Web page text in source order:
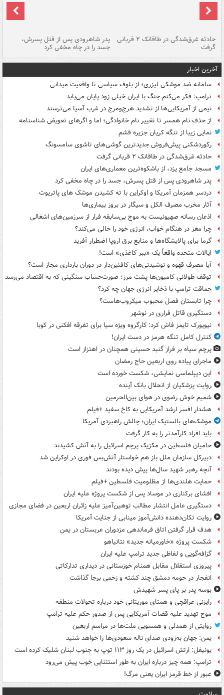
حادثه غرق‌شدگی در طاقانک ۲ قربانی
گرفت
پدر شاهرودی پس از قتل پسرش،
جسد را در چاه مخفی کرد
آخرین اخبار
سامانه ضد موشکی لیزری؛ از بلوف سیاسی تا واقعیت میدانی
ترامپ: فکر می‌کنم جنگ با ایران خیلی زود پایان می‌یابد
نیمی از آمریکایی‌ها از تشدید هرج‌ومرج در غرب آسیا می‌ترسند
از حذف نام همسر تا تغییر نام خانوادگی؛ اما و اگرهای تعویض شناسنامه
نمایی زیبا از تنگه کریان جزیره قشم
رکوردشکنی پیش‌فروش جدیدترین گوشی‌های تاشوی سامسونگ
حادثه غرق‌شدگی در طاقانک ۲ قربانی گرفت
مسجد جامع یزد، از باشکوه‌ترین معماری‌های ایران
پدر شاهرودی پس از قتل پسرش، جسد را در چاه مخفی کرد
دردسر همزمان آمریکا و اوکراین با ته کشیدن موشک های پاتریوت
آثار مخرب مصرف الکل و سیگار در بروز بیماری‌ها
اذعان رسانه صهیونیست به موج بی‌سابقه فرار از سرزمین‌های اشغالی
چرا مغز در هنگام خواب، انرژی خود را خالی می‌کند؟
گرما برای پالایشگاه‌ها و منابع برق اروپا اضطرار آفرید
ایالات متحده واقعاً یک «ببر کاغذی» است!
آیا مصرف قهوه و نوشیدنی‌های کافئین‌دار در دوران بارداری مجاز است؟
توقف طولانی کامیون‌ها پشت مرز؛ صورت‌حساب سنگینی که به اقتصاد می‌رسد
حماقت ترامپ با ذخایر انرژی جهان چه کرد؟
چرا تابستان فصل محبوب میکروب‌هاست؟
دستگیری قاتل فراری در نوشهر
نیویورک تایمز فاش کرد: کارگروه ویژه سیا برای تفرقه افکنی در کوبا
کنترل کامل تنگه هرمز در دست ایران!
پرچم سیاه بر فراز گنبد حسینی همچنان در اهتزاز است
ماجرای پیاده روی اربعین حاج رمضان
این دیپلماسی نمایشی، شکست خورده است
روایت پزشکیان از انحلال بانک آینده
شمیم خوش رضوی در هوای بین‌الحرمین
هشدار افسر ارشد آمریکایی به کاخ سفید +فیلم
موشک‌های بالستیک ایران؛ چالش راهبردی آمریکا
باید افراد کارآمدتر را به کار گرفت
حامیان فلسطین در مکزیک پرچم اسرائیل را به آتش کشیدند
دبیرکل سازمان ملل باز هم خواستار آتش‌بس فوری در اوکراین شد
آنچه رهبر شهید سال‌ها پیش دیده بودند
حمایت هلندی‌ها از مظلومیت فلسطین +فیلم
افشای برکناری در موساد پس از شکست پروژه علیه ایران
دستگیری عامل انتشار مطالب توهین‌آمیز علیه زائران اربعین در فضای مجازی
روایت تکان‌دهنده دانش‌آموز مینابی از جنایت آمریکا
هدف قرار گرفتن اتاق‌ فرماندهی مزدوران عربستان در یمن
شکست پروژه «خاورمیانه جدید» نتانیاهو
گزافه‌گویی و لفاظی جدید ترامپ علیه ایران
پیروزی استقلال مقابل همنام خوزستانی در دیداری تدارکاتی
انفجار در حومه دمشق چند کشته و زخمی برجا گذاشت
بوسه‌ پدر بر پای پسر شهیدش
رایزنی عراقچی و همتای موریتانی خود درباره تحولات منطقه
موج تهدید علیه قضات آمریکایی پس از صدور حکم علیه ترامپ
روایتی از همدلی و همسویی ملت‌ها در مراسم اربعین
یمن: جهان به‌زودی صدای ناله سعودی‌ها را خواهد شنید
یونیفل: ارتش اسرائیل در یک روز ۱۱۳ توپ به جنوب لبنان شلیک کرده است
ترامپ: همه چیز درباره ایران به طور استثنایی خوب پیش می‌رود
عبور از خط قرمز ایران یعنی مرگ!